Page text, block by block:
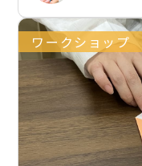
ワークショップ